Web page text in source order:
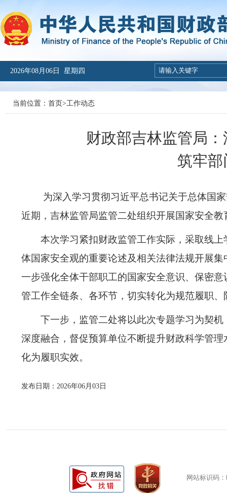
2026年08月06日 星期四
当前位置： 首页>工作动态
财政部吉林监管局
筑牢
为深入学习贯彻习近平总书记关于总体国
近期，吉林监管局监管二处组织开展国家安全
本次学习紧扣财政监管工作实际，采取线
体国家安全观的重要论述及相关法律法规开展
一步强化全体干部职工的国家安全意识、保密
管工作全链条、各环节，切实转化为规范履职
下一步，监管二处将以此次专题学习为契
深度融合，督促预算单位不断提升财政科学管
化为履职实效。
发布日期：2026年06月03日
网站标识码